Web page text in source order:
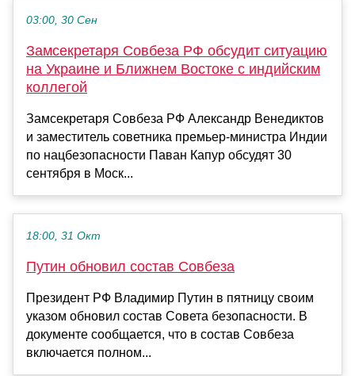
03:00, 30 Сен
Замсекретаря Совбеза РФ обсудит ситуацию
на Украине и Ближнем Востоке с индийским
коллегой
Замсекретаря Совбеза РФ Александр Венедиктов
и заместитель советника премьер-министра Индии
по нацбезопасности Паван Капур обсудят 30
сентября в Моск...
18:00, 31 Окт
Путин обновил состав Совбеза
Президент РФ Владимир Путин в пятницу своим
указом обновил состав Совета безопасности. В
документе сообщается, что в состав Совбеза
включается полном...